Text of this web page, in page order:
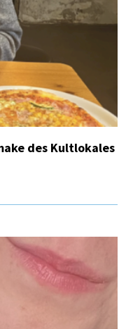
des Kultlokales